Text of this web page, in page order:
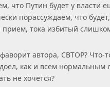
что Путин будет у власти
порассуждаем, что
прием, тока избитый
автора, СВТОР? Что-
как и всем нормальным
не хочется?